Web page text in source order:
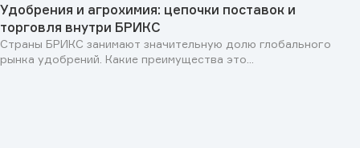
Удобрения и агрохимия: цепочки поставок и
торговля внутри БРИКС
Страны БРИКС занимают значительную долю глобального
рынка удобрений. Какие преимущества это...